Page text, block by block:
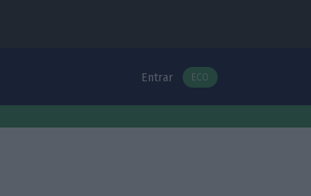
Entrar ECO